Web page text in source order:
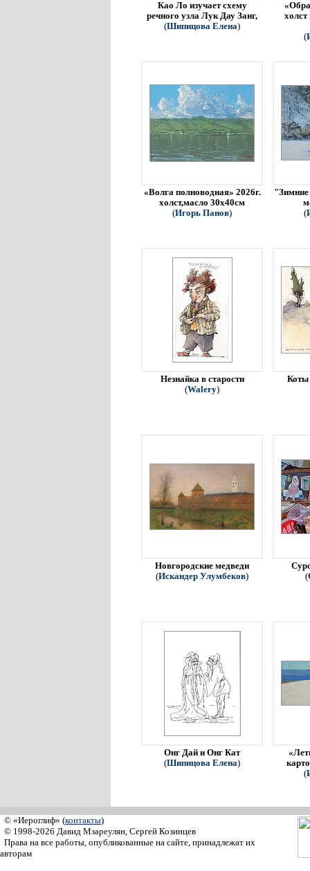
Као Ло изучает схему
речного узла Лук Дау Занг,
(Шипицова Елена)
холст
(
«Волга полноводная» 2026г.
холст,масло 30х40см
(Игорь Панов)
"Зимние
(
Незнайка в старости
(Walery)
Коты
Новгородские медведи
(Искандер Улумбеков)
(
Онг Дай и Онг Кат
(Шипицова Елена)
(
© «Иероглиф» (контакты)
© 1998-2026 Давид Мзареулян, Сергей Козинцев
Права на все работы, опубликованные на сайте, принадлежат их
авторам